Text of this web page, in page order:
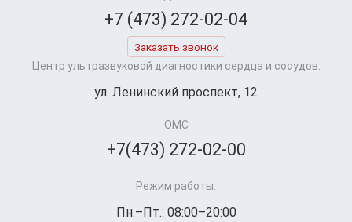
+7 (473) 272-02-04
Заказать звонок
Центр ультразвуковой диагностики сердца и сосудов:
ул. Ленинский проспект, 12
ОМС
+7(473) 272-02-00
Режим работы:
Пн.–Пт.: 08:00–20:00